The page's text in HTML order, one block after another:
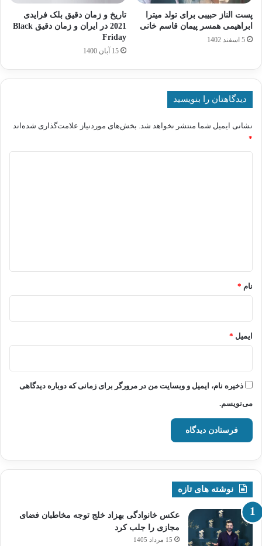
پست الناز حبیبی برای تولد میترا
ابراهیمی همسر پیمان قاسم خانی
5 اسفند 1402
تاریخ و زمان دقیق بلک فرایدی
2021 در ایران و زمان دقیق Black
Friday
15 آبان 1400
دیدگاهتان را بنویسید
نشانی ایمیل شما منتشر نخواهد شد. بخش‌های موردنیاز علامت‌گذاری شده‌اند
*
نام *
ایمیل *
ذخیره نام، ایمیل و وبسایت من در مرورگر برای زمانی که دوباره دیدگاهی
می‌نویسم.
نوشته های تازه
عکس خانوادگی بهزاد خلج توجه مخاطبان فضای
مجازی را جلب کرد
15 مرداد 1405